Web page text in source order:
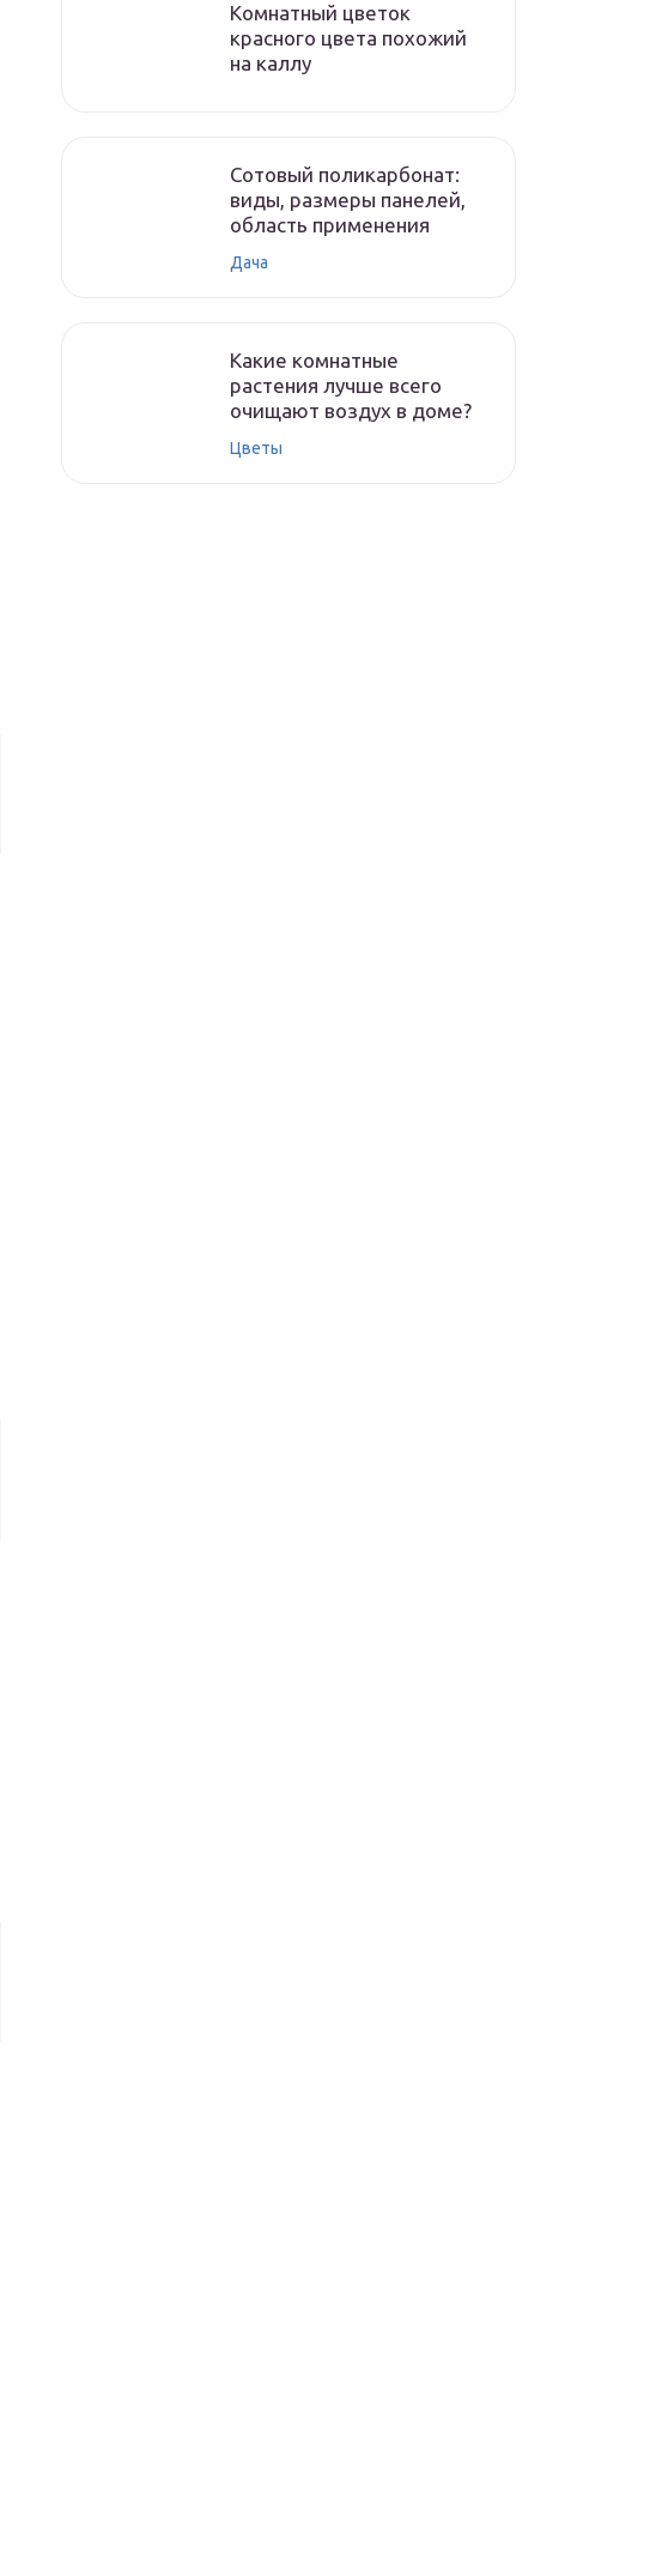
Комнатный цветок
красного цвета похожий
на каллу
Сотовый поликарбонат:
виды, размеры панелей,
область применения
Дача
Какие комнатные
растения лучше всего
очищают воздух в доме?
Цветы